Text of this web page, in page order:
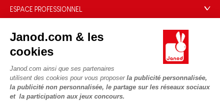
Janod.com & les
cookies
Janod.com ainsi que ses partenaires
utilisent des cookies pour vous proposer la publicité personnalisée,
la publicité non personnalisée, le partage sur les réseaux sociaux
et la participation aux jeux concours.
Données personnelles
Gestion des cookies
Conditions du #YesJanod
Le FSC®, c'est quoi ?
Sélection de jouets par âge
Fiche environnementale
Paiement
Livraison
Règles du jeu & notices
Nos guides d'achat
ESPACE PROFESSIONNEL
Espace recrutement
NOUS SUIVRE